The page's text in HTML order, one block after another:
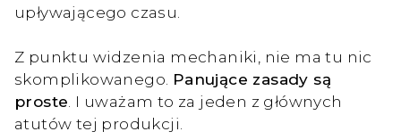
upływającego czasu.
Z punktu widzenia mechaniki, nie ma tu nic
skomplikowanego. Panujące zasady są
proste . I uważam to za jeden z głównych
atutów tej produkcji.